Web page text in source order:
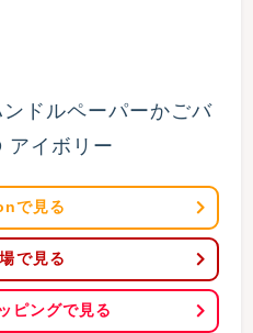
ドルペーパーかごバ
アイボリー
で見る
で見る
ピングで見る